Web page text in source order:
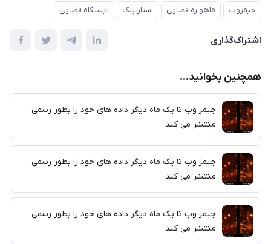
جیمزوب ماهواره فضایی استارلینک ایستگاه فضایی
اشتراک‌گذاری
همچنین بخوانید...
جیمز وب تا یک ماه دیگر داده های خود را بطور رسمی
منتشر می کند
جیمز وب تا یک ماه دیگر داده های خود را بطور رسمی
منتشر می کند
جیمز وب تا یک ماه دیگر داده های خود را بطور رسمی
منتشر می کند